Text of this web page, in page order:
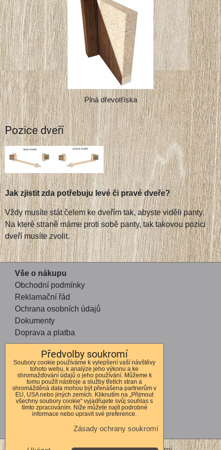
Plná dřevotříska
Pozice dveří
Jak zjistit zda potřebuju levé či pravé dveře?
Vždy musíte stát čelem ke dveřím tak, abyste viděli panty.
Na které straně máme proti sobě panty, tak takovou pozici
dveří musíte zvolit.
Vše o nákupu
Obchodní podmínky
Reklamační řád
Ochrana osobních údajů
Dokumenty
Doprava a platba
Kontakt
Andrea Mohauptová
Kvítkov 56
Česká Lípa
470 01
DIČ CZ7762262310
Předvolby soukromí
Soubory cookie používáme k vylepšení vaší návštěvy
tohoto webu, k analýze jeho výkonu a ke
shromažďování údajů o jeho používání. Můžeme k
tomu použít nástroje a služby třetích stran a
shromážděná data mohou být přenášena partnerům v
EU, USA nebo jiných zemích. Kliknutím na „Přijmout
všechny soubory cookie“ vyjadřujete svůj souhlas s
tímto zpracováním. Níže můžete najít podrobné
informace nebo upravit své preference.
Zásady ochrany soukromí